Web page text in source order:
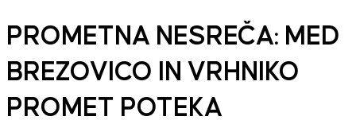
PROMETNA NESREČA: MED
BREZOVICO IN VRHNIKO
PROMET POTEKA